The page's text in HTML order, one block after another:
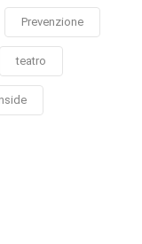
Prevenzione
teatro